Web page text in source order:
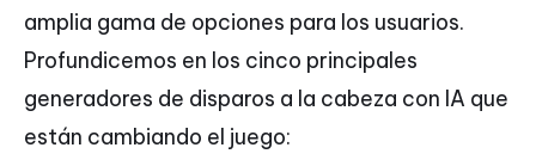
amplia gama de opciones para los usuarios.
Profundicemos en los cinco principales
generadores de disparos a la cabeza con IA que
están cambiando el juego: